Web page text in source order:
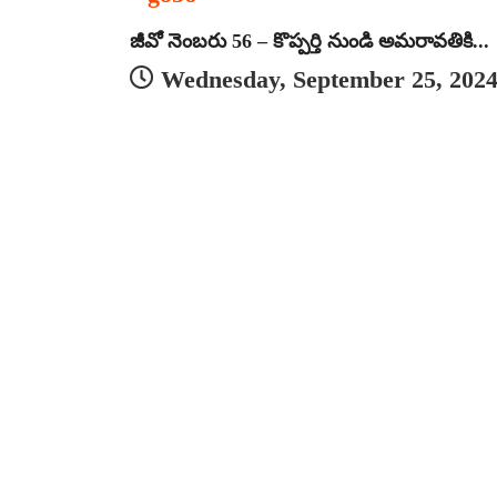
జీవో నెంబరు 56 – కొప్పర్తి నుండి అమరావతికి...
Wednesday, September 25, 2024